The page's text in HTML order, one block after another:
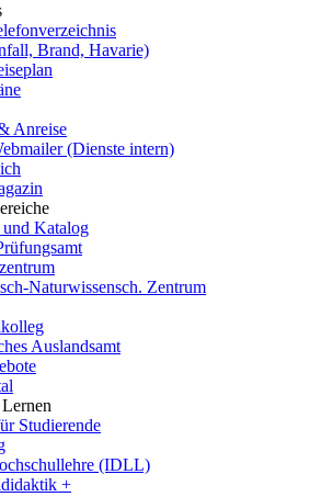
Brand, Havarie)
Anreise
(Dienste intern)
Katalog
Naturwissensch. Zentrum
Auslandsamt
Studierende
(IDLL)
+